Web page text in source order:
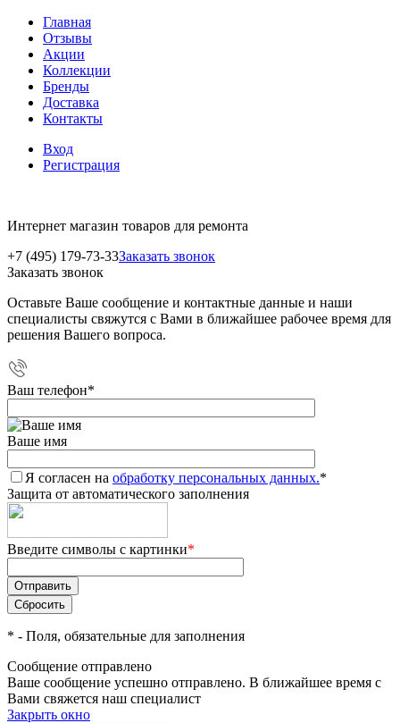
Главная
Отзывы
Акции
Коллекции
Бренды
Доставка
Контакты
Вход
Регистрация
Интернет магазин товаров для ремонта
+7 (495) 179-73-33Заказать звонок
Заказать звонок
Оставьте Ваше сообщение и контактные данные и наши
специалисты свяжутся с Вами в ближайшее рабочее время для
решения Вашего вопроса.
Ваш телефон*
Ваше имя
Я согласен на обработку персональных данных.*
Защита от автоматического заполнения
Введите символы с картинки*
* - Поля, обязательные для заполнения
Сообщение отправлено
Ваше сообщение успешно отправлено. В ближайшее время с
Вами свяжется наш специалист
Закрыть окно